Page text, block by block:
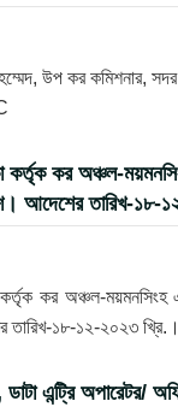
উপ কর কমিশনার,
কর্তৃক কর অঞ্চল-
আদেশের তারিখ-১৮-
কর অঞ্চল-ময়মনসিংহ
১৮-১২-২০২৩ খ্রি.।
ডাটা এন্ট্রি অপারেটর/